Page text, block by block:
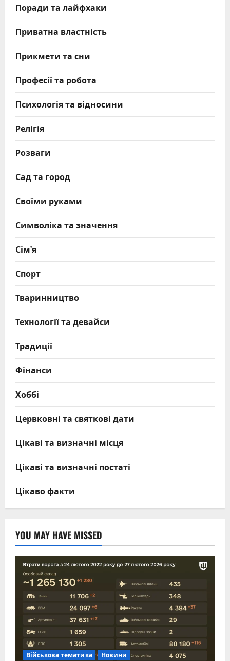
Поради та лайфхаки
Приватна властність
Прикмети та сни
Професії та робота
Психологія та відносини
Релігія
Розваги
Сад та город
Своїми руками
Символіка та значення
Сім’я
Спорт
Тваринництво
Технології та девайси
Традиції
Фінанси
Хоббі
Цервковні та святкові дати
Цікаві та визначні місця
Цікаві та визначні постаті
Цікаво факти
YOU MAY HAVE MISSED
Військова тематика Новини